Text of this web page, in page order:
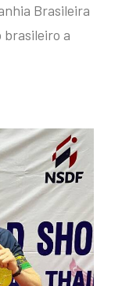
Brasileira
brasileiro a